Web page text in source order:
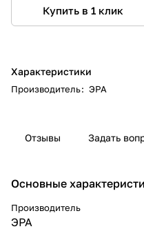
Купить в 1 клик
Характеристики
Производитель: ЭРА
Отзывы Задать
Основные
Производитель
ЭРА